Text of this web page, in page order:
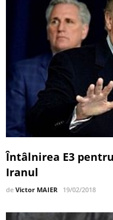
Întâlnirea E3
Iranul
de Victor MAIER 19/02/2018